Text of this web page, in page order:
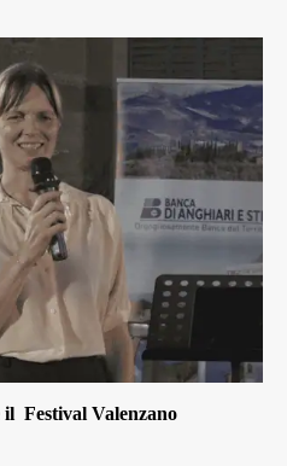
il Festival Valenzano